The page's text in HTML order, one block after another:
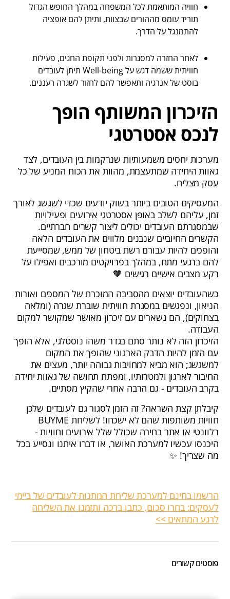
חוויה המותאמת לכל המשפחה במהלך החופש הגדול
תוריד עומס מההורים שבצוות, ותיתן להם אופציה
להתמנגל על הדרך.
לאחר החזרה למסגרות ולפני תקופת החגים, פעילות
חוויתית ששמה דגש על Well-being תיתן לעובדים
בוסט של אנרגיה ותאפשר להם לחזור לשגרה רעננים.
הזיכרון המשותף הופך
לנכס אסטרטגי
מערכות יחסים משמעותיות שנרקמות בין העובדים, לצד
גאוות היחידה שמתעצמת, מהוות את הכוח המניע של כל
עסק מצליח.
המעסיקים הטובים ביותר בשוק יודעים שכדי לשגשג לאורך
זמן, עליהם לשלב באופן אסטרטגי אירועים ופעילויות
שבמסגרתם העובדים יכולים ליצור קשרים חברתיים.
הקשרים החיוביים שנבנים מלווים את העובדים הלאה
והופכים להיות עבורם רשת ביטחון של ממש, שמסייעת
להם ברגעי מתח, במהלך בפרויקטים מורכבים ואפילו על
רקע מצבים אישיים רגישים 🧡
כשהעובדים יוצאים מהסביבה המוכרת של המסכים ואורות
הניאון, ונפגשים במסגרת חוויתית שוברת שגרה (ומלאה
בצחוקים), הם נשארים עם זיכרון מאושר שמקושר למקום
העבודה.
הזיכרון הזה לא נותר סתם בגדר משהו נוסטלגי, אלא הופך
עם הזמן להיות הדבק הארגוני שהופך את המקום
למשגשג; הוא מביא למחויבות גבוהה יותר, מעצים את
החיבור לארגון ולמטרותיו, ומפתח תחושה של גאוות יחידה
בקרב העובדים - גם הרבה אחרי שהקיץ מסתיים.
קיבלתן קצת השראה? זה הזמן לסגור גם לעובדים שלכן
חוויות משותפות שהם לא ישכחו! לשליחת BUYME
רלוונטי או אתר בחירה שכולל שלל אירועים וחוויות -
היכנסו עכשיו למערכת האושר, או דברו איתנו ונסייע בכל
מה שצריך! ✨
הרשמו בחינם למערכת שליחת המתנות לעובדים של ביימי
לעסקים: בחרו סכום, כתבו ברכה ותזמנו את השליחה
לרגע המתאים >>
פוסטים קשורים